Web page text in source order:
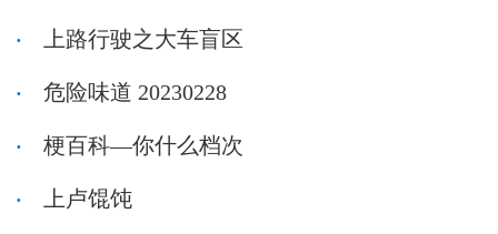
上路行驶之大车盲区
危险味道 20230228
梗百科—你什么档次
上卢馄饨